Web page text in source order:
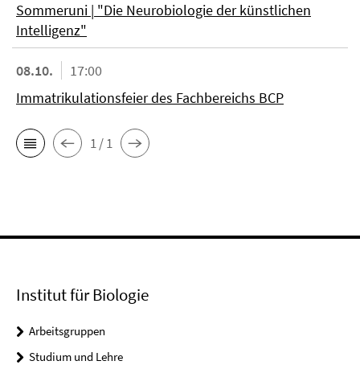
Sommeruni | "Die Neurobiologie der künstlichen
Intelligenz"
08.10.
17:00
Immatrikulationsfeier des Fachbereichs BCP
1 / 1
Institut für Biologie
Arbeitsgruppen
Studium und Lehre